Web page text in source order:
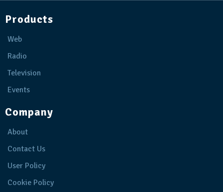
Products
Web
Radio
Television
Events
Company
About
Contact Us
User Policy
Cookie Policy